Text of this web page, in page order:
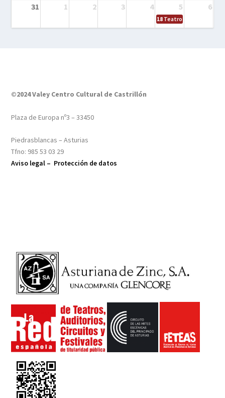
31 1 2 3 4 5 6
18 Teatro – Tres
©2024 Valey Centro Cultural de Castrillón
Plaza de Europa nº3 – 33450
Piedrasblancas – Asturias
Tfno: 985 53 03 29
Aviso legal – Protección de datos